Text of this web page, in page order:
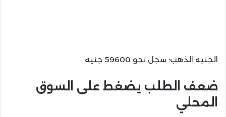
الجنيه الذهب: سجل نحو 59600 جنيه
ضعف الطلب يضغط على السوق
المحلي